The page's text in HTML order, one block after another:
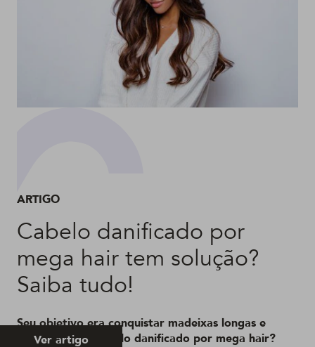
ARTIGO
Cabelo danificado por
mega hair tem solução?
Saiba tudo!
Seu objetivo era conquistar madeixas longas e
acabou com o cabelo danificado por mega hair?
Ver artigo